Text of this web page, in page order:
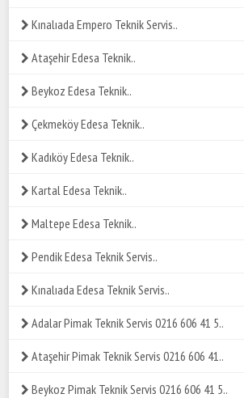
Kınalıada Empero Teknik Servis..
Ataşehir Edesa Teknik..
Beykoz Edesa Teknik..
Çekmeköy Edesa Teknik..
Kadıköy Edesa Teknik..
Kartal Edesa Teknik..
Maltepe Edesa Teknik..
Pendik Edesa Teknik Servis..
Kınalıada Edesa Teknik Servis..
Adalar Pimak Teknik Servis 0216 606 41 5..
Ataşehir Pimak Teknik Servis 0216 606 41..
Beykoz Pimak Teknik Servis 0216 606 41 5..